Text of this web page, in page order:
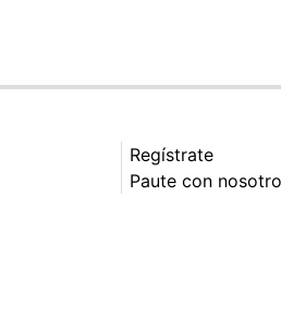
Regístrate
Paute con